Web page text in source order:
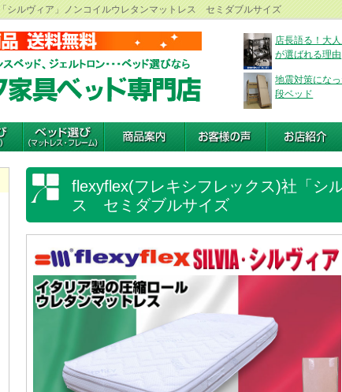
シルヴィア」ノンコイルウレタンマットレス セミダブルサイズ
店長語る！大
が選ばれる理由
地震対策にな
段ベッド
flexyflex(フレキシフレックス)社「シ
ス セミダブルサイズ